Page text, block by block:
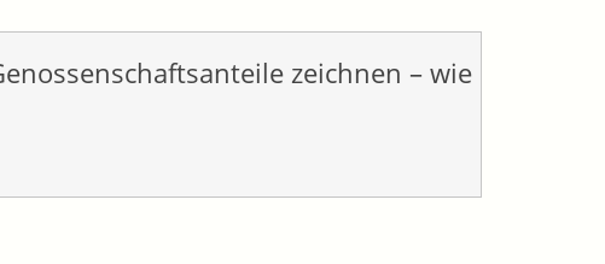
zeichnen – wie